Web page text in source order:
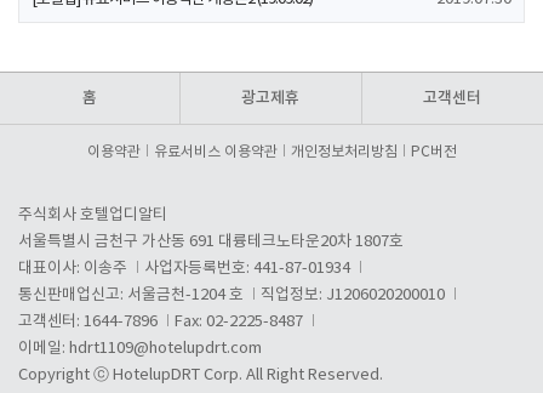
홈 광고제휴 고객센터
이용약관 유료서비스 이용약관 개인정보처리방침 PC버전
주식회사 호텔업디알티
서울특별시 금천구 가산동 691 대륭테크노타운20차 1807호
대표이사: 이송주
사업자등록번호: 441-87-01934
통신판매업신고: 서울금천-1204 호
직업정보: J1206020200010
고객센터: 1644-7896
Fax: 02-2225-8487
이메일: hdrt1109@hotelupdrt.com
Copyright ⓒ HotelupDRT Corp. All Right Reserved.